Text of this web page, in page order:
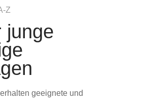
Z
junge
geeignete und